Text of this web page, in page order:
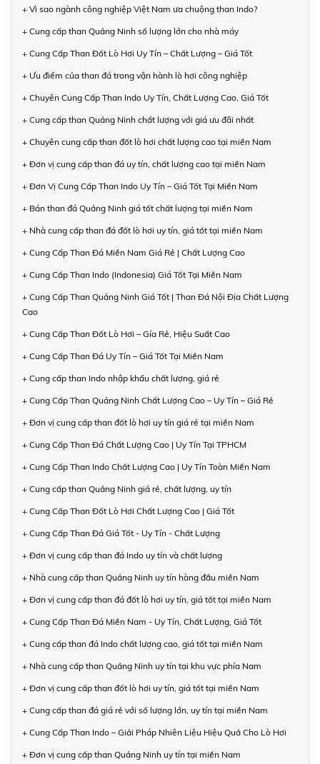
+ Vì sao ngành công nghiệp Việt Nam ưa chuộng than Indo?
+ Cung cấp than Quảng Ninh số lượng lớn cho nhà máy
+ Cung Cấp Than Đốt Lò Hơi Uy Tín – Chất Lượng – Giá Tốt
+ Ưu điểm của than đá trong vận hành lò hơi công nghiệp
+ Chuyên Cung Cấp Than Indo Uy Tín, Chất Lượng Cao, Giá Tốt
+ Cung cấp than Quảng Ninh chất lượng với giá ưu đãi nhất
+ Chuyên cung cấp than đốt lò hơi chất lượng cao tại miền Nam
+ Đơn vị cung cấp than đá uy tín, chất lượng cao tại miền Nam
+ Đơn Vị Cung Cấp Than Indo Uy Tín – Giá Tốt Tại Miền Nam
+ Bán than đá Quảng Ninh giá tốt chất lượng tại miền Nam
+ Nhà cung cấp than đá đốt lò hơi uy tín, giá tốt tại miền Nam
+ Cung Cấp Than Đá Miền Nam Giá Rẻ | Chất Lượng Cao
+ Cung Cấp Than Indo (Indonesia) Giá Tốt Tại Miền Nam
+ Cung Cấp Than Quảng Ninh Giá Tốt | Than Đá Nội Địa Chất Lượng
Cao
+ Cung Cấp Than Đốt Lò Hơi – Gía Rẻ, Hiệu Suất Cao
+ Cung Cấp Than Đá Uy Tín – Giá Tốt Tại Miền Nam
+ Cung cấp than Indo nhập khẩu chất lượng, giá rẻ
+ Cung Cấp Than Quảng Ninh Chất Lượng Cao – Uy Tín – Giá Rẻ
+ Đơn vị cung cấp than đốt lò hơi uy tín giá rẻ tại miền Nam
+ Cung Cấp Than Đá Chất Lượng Cao | Uy Tín Tại TPHCM
+ Cung Cấp Than Indo Chất Lượng Cao | Uy Tín Toàn Miền Nam
+ Cung cấp than Quảng Ninh giá rẻ, chất lượng, uy tín
+ Cung Cấp Than Đốt Lò Hơi Chất Lượng Cao | Giá Tốt
+ Cung Cấp Than Đá Giá Tốt - Uy Tín - Chất Lượng
+ Đơn vị cung cấp than đá Indo uy tín và chất lượng
+ Nhà cung cấp than Quảng Ninh uy tín hàng đầu miền Nam
+ Đơn vị cung cấp than đá đốt lò hơi uy tín, giá tốt tại miền Nam
+ Cung Cấp Than Đá Miền Nam - Uy Tín, Chất Lượng, Giá Tốt
+ Cung cấp than đá Indo chất lượng cao, giá tốt tại miền Nam
+ Nhà cung cấp than Quảng Ninh uy tín tại khu vực phía Nam
+ Đơn vị cung cấp than đốt lò hơi uy tín, giá tốt tại miền Nam
+ Cung cấp than đá giá rẻ với số lượng lớn, uy tín tại miền Nam
+ Cung Cấp Than Indo – Giải Pháp Nhiên Liệu Hiệu Quả Cho Lò Hơi
+ Đơn vị cung cấp than Quảng Ninh uy tín tại miền Nam